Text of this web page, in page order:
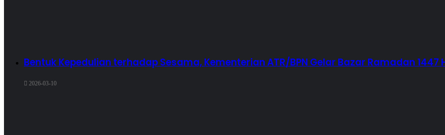
Bentuk Kepedulian terhadap Sesama, Kementerian ATR/BPN Gelar Bazar Ramadan 1447
2026-03-10